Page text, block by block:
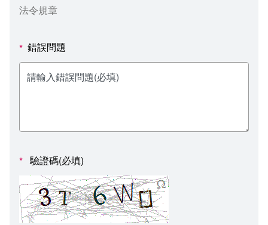
秘書處文書組
教學媒體處
電算中心
人事室
線上報修最新消息
常見問答
意見信箱
各單位意見信箱
諮詢信箱進度查詢
影音資訊
法令規章
* 錯誤問題
* 驗證碼(必填)